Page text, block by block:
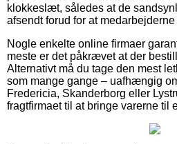
klokkeslæt, således at de
afsendt forud for at medarbejderne
Nogle enkelte online firmaer
meste er det påkrævet at der
Alternativt må du tage den mest
som mange gange – uafhængig
Fredericia, Skanderborg eller
fragtfirmaet til at bringe varerne til